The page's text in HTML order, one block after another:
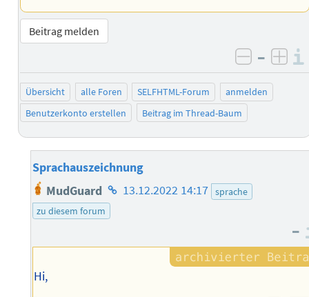
Beitrag melden
negativ
–
Übersicht alle Foren SELFHTML-Forum
anmelden
Benutzerkonto erstellen
Beitrag im Thread-Baum
Sprachauszeichnung
MudGuard Homepage
des
13.12.2022 14:17 sprache
zu diesem forum
–
Hi,